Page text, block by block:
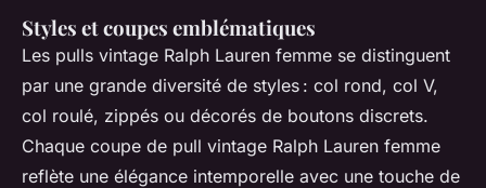
Styles et coupes emblématiques
Les pulls vintage Ralph Lauren femme se distinguent
par une grande diversité de styles : col rond, col V,
col roulé, zippés ou décorés de boutons discrets.
Chaque coupe de pull vintage Ralph Lauren femme
reflète une élégance intemporelle avec une touche de